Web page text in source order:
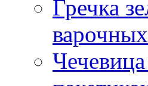
Гречка